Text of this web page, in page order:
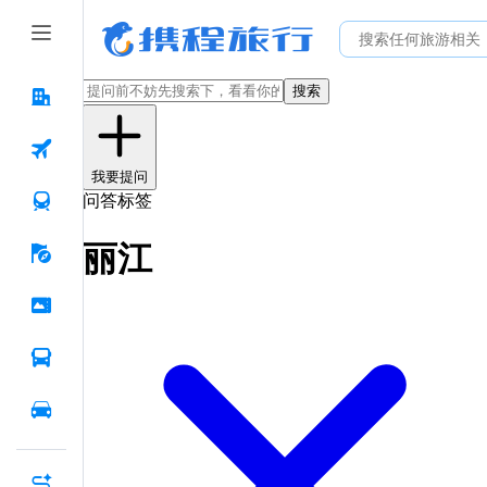
搜索
我要提问
问答标签
丽江